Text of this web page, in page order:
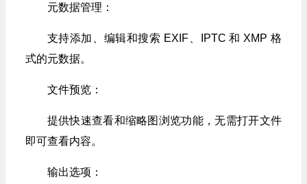
元数据管理：
支持添加、编辑和搜索 EXIF、IPTC 和 XMP 格
式的元数据。
文件预览：
提供快速查看和缩略图浏览功能，无需打开文件
即可查看内容。
输出选项：